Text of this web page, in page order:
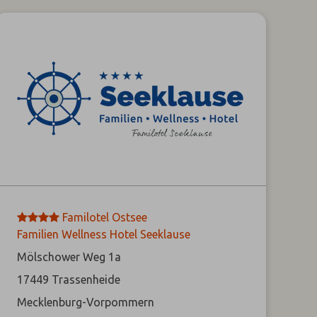
****
Familotel Ostsee
Familien Wellness Hotel Seeklause
Mölschower Weg 1a
17449 Trassenheide
Mecklenburg-Vorpommern